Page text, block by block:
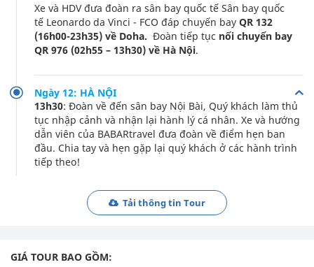
Xe và HDV đưa đoàn ra sân bay quốc tế Sân bay quốc
tế Leonardo da Vinci - FCO đáp chuyến bay QR 132
(16h00-23h35) về Doha. Đoàn tiếp tục nối chuyến bay
QR 976 (02h55 – 13h30) về Hà Nội.
Ngày 12: HÀ NỘI
13h30: Đoàn về đến sân bay Nội Bài, Quý khách làm thủ
tục nhập cảnh và nhận lại hành lý cá nhân. Xe và hướng
dẫn viên của BABARtravel đưa đoàn về điểm hẹn ban
đầu. Chia tay và hẹn gặp lại quý khách ở các hành trình
tiếp theo!
Tải thông tin Tour
GIÁ TOUR BAO GỒM: